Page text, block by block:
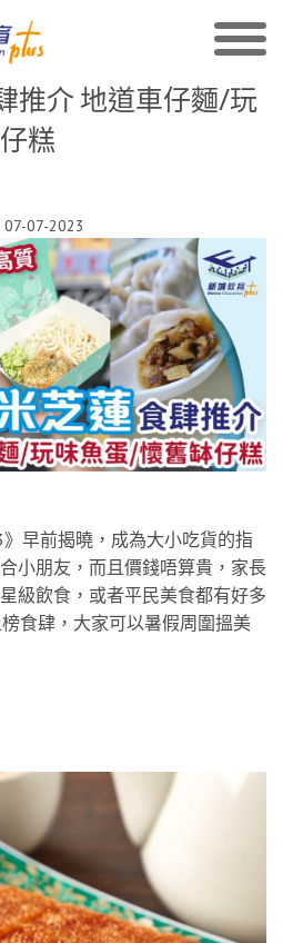
推介 地道車仔麵/玩
糕
07-07-2023
》早前揭曉，成為大小吃貨的指
小朋友，而且價錢唔算貴，家長
級飲食，或者平民美食都有好多
食肆，大家可以暑假周圍搵美